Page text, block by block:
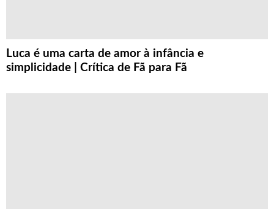
Luca é uma carta de amor à infância e
simplicidade | Crítica de Fã para Fã